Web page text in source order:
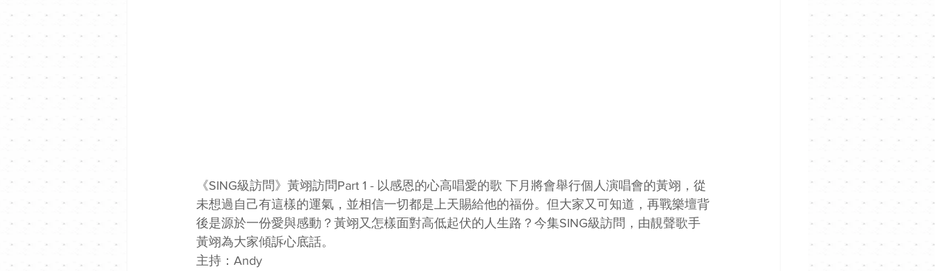
《SING級訪問》黃翊訪問Part 1 - 以感恩的心高唱愛的歌 下月將會舉行個人演唱會的黃翊，從
未想過自己有這樣的運氣，並相信一切都是上天賜給他的福份。但大家又可知道，再戰樂壇背
後是源於一份愛與感動？黃翊又怎樣面對高低起伏的人生路？今集SING級訪問，由靚聲歌手
黃翊為大家傾訴心底話。
主持：Andy